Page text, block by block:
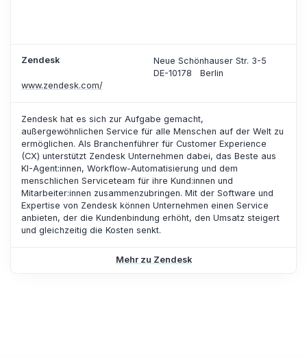
Zendesk
Neue Schönhauser Str. 3-5
DE-10178
Berlin
www.zendesk.com/
Zendesk hat es sich zur Aufgabe gemacht,
außergewöhnlichen Service für alle Menschen auf der Welt zu
ermöglichen. Als Branchenführer für Customer Experience
(CX) unterstützt Zendesk Unternehmen dabei, das Beste aus
KI-Agent:innen, Workflow-Automatisierung und dem
menschlichen Serviceteam für ihre Kund:innen und
Mitarbeiter:innen zusammenzubringen. Mit der Software und
Expertise von Zendesk können Unternehmen einen Service
anbieten, der die Kundenbindung erhöht, den Umsatz steigert
und gleichzeitig die Kosten senkt.
Mehr zu Zendesk